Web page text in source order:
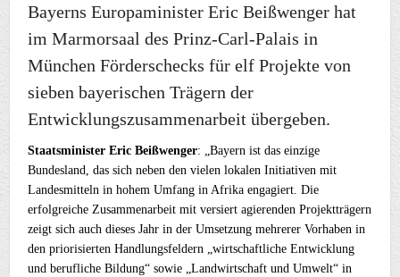
Bayerns Europaminister Eric Beißwenger hat
im Marmorsaal des Prinz-Carl-Palais in
München Förderschecks für elf Projekte von
sieben bayerischen Trägern der
Entwicklungszusammenarbeit übergeben.
Staatsminister Eric Beißwenger: „Bayern ist das einzige
Bundesland, das sich neben den vielen lokalen Initiativen mit
Landesmitteln in hohem Umfang in Afrika engagiert. Die
erfolgreiche Zusammenarbeit mit versiert agierenden Projektträgern
zeigt sich auch dieses Jahr in der Umsetzung mehrerer Vorhaben in
den priorisierten Handlungsfeldern „wirtschaftliche Entwicklung
und berufliche Bildung“ sowie „Landwirtschaft und Umwelt“ in